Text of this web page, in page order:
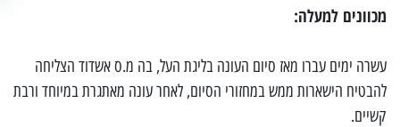
מכוונים למעלה:
עשרה ימים עברו מאז סיום העונה בליגת העל, בה מ.ס אשדוד הצליחה
להבטיח הישארות ממש במחזורי הסיום, לאחר עונה מאתגרת במיוחד ורבת
קשיים.